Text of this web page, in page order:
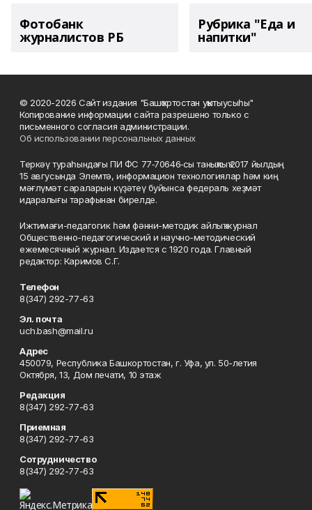
Фотобанк
журналистов РБ
Рубрика "Еда и
напитки"
© 2020-2026 Сайт издания "Башҡортостан уҡытыусыһы"
Копирование информации сайта разрешено только с
письменного согласия администрации.
Об использовании персональных данных
Теркәү тураһындағы ПИ ФС 77‑70646‑сы таныҡлыҡ 2017 йылдың
15 авгусында Элемтә, информацион технологиялар һәм киң
мәғлүмәт сараларын күҙәтеү буйынса федераль хеҙмәт
идаралығы тарафынан бирелде.
Ижтимағи-педагогик һәм фәнни-методик айлыҡ журнал
Общественно-педагогический и научно-методический
ежемесячный журнал. Издается с 1920 года. Главный
редактор: Каримов С.Г.
Телефон
8(347) 292-77-63
Эл. почта
uch.bash@mail.ru
Адрес
450079, Республика Башкортостан, г. Уфа, ул. 50-летия
Октября, 13, Дом печати, 10 этаж
Редакция
8(347) 292-77-63
Приемная
8(347) 292-77-63
Сотрудничество
8(347) 292-77-63